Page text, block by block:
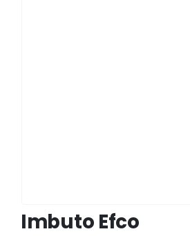
Imbuto Efco